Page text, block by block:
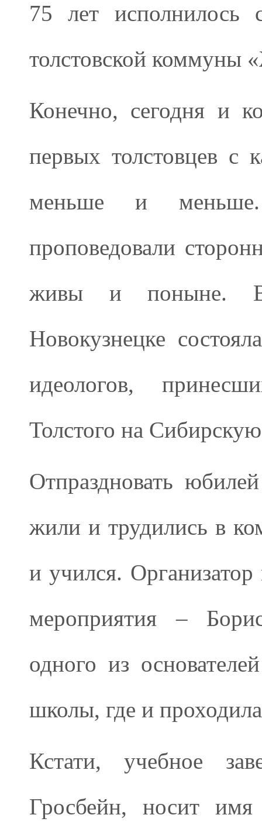
75лет исполнилось
толстовской коммуны
Конечно, сегодня и
первых толстовцев с
меньше и
проповедовали
живы и поныне.
Новокузнецке
идеологов,
Толстого на
Отпраздновать
жили и трудились в
и учился.
мероприятия –
одного из
школы, где и
Кстати, учебное
Гросбейн, носит